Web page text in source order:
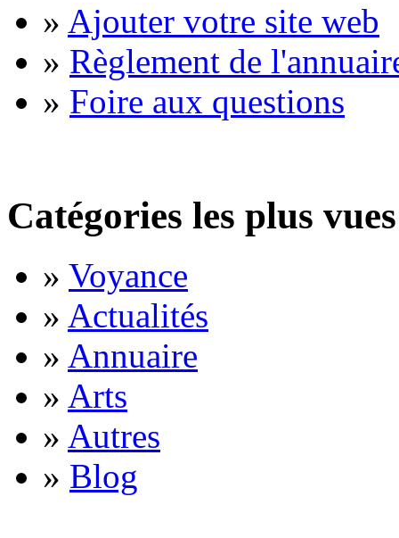
» Ajouter votre site web
» Règlement de
» Foire aux questions
Catégories les plus vues
» Voyance
» Actualités
» Annuaire
» Arts
» Autres
» Blog